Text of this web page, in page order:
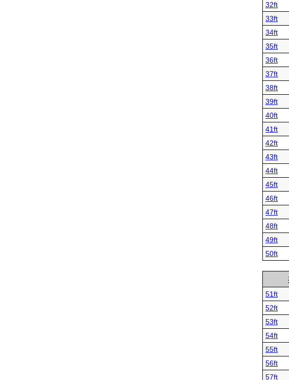
32ft
33ft
34ft
35ft
36ft
37ft
38ft
39ft
40ft
41ft
42ft
43ft
44ft
45ft
46ft
47ft
48ft
49ft
50ft
51ft
52ft
53ft
54ft
55ft
56ft
57ft